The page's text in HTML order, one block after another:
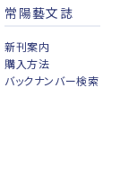
常陽藝文誌
新刊案内
購入方法
バックナンバー検索